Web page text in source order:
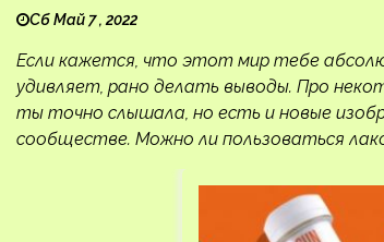
Сб Май 7 , 2022
Если кажется, что этот мир тебе
удивляет, рано делать выводы. Про
ты точно слышала, но есть и новые
сообществе. Можно ли пользоваться